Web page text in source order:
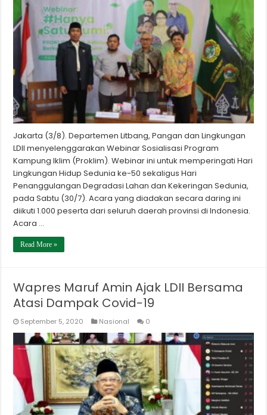
Jakarta (3/8). Departemen Litbang, Pangan dan Lingkungan
LDII menyelenggarakan Webinar Sosialisasi Program
Kampung Iklim (Proklim). Webinar ini untuk memperingati Hari
Lingkungan Hidup Sedunia ke-50 sekaligus Hari
Penanggulangan Degradasi Lahan dan Kekeringan Sedunia,
pada Sabtu (30/7). Acara yang diadakan secara daring ini
diikuti 1.000 peserta dari seluruh daerah provinsi di Indonesia.
Acara …
Read More »
Wapres Maruf Amin Ajak LDII Bersama
Atasi Dampak Covid-19
September 5, 2020 Nasional 0